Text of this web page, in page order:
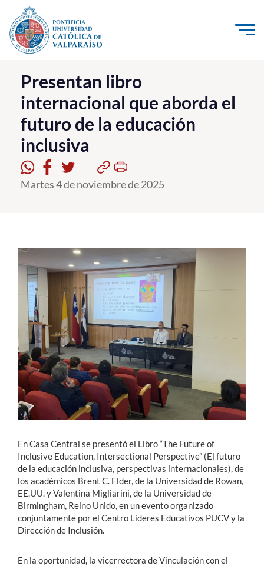
Click acá para ir directamente al contenido
La Universidad
Investigación, Creación e Innovación
PUCV Internacional
Vinculación con el Medio
Admisión
Formación Continua
Estudiantes
Académicos
Funcionarios
Alumni
English
Presentan libro
internacional que aborda el
futuro de la educación
inclusiva
Martes 4 de noviembre de 2025
En Casa Central se presentó el Libro “The Future of
Inclusive Education, Intersectional Perspective” (El futuro
de la educación inclusiva, perspectivas internacionales), de
los académicos Brent C. Elder, de la Universidad de Rowan,
EE.UU. y Valentina Migliarini, de la Universidad de
Birmingham, Reino Unido, en un evento organizado
conjuntamente por el Centro Líderes Educativos PUCV y la
Dirección de Inclusión.
En la oportunidad, la vicerrectora de Vinculación con el